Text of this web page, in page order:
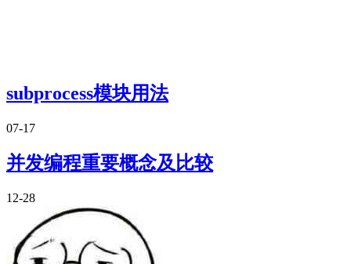
subprocess模块用法
07-17
并发编程重要概念及比较
12-28